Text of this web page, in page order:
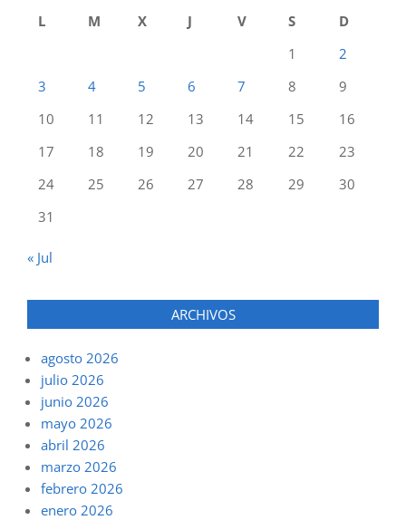
L
M X J V S
D
1
2
3
4 5 6 7 8
9
10
11 12 13 14 15
16
17
18 19 20 21 22
23
24
25 26 27 28 29
30
31
« Jul
ARCHIVOS
agosto 2026
julio 2026
junio 2026
mayo 2026
abril 2026
marzo 2026
febrero 2026
enero 2026